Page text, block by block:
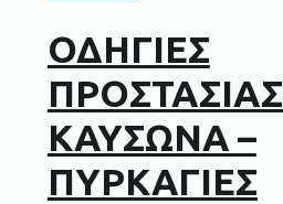
ΟΔΗΓΙΕΣ
ΚΑΥΣΩΝΑ –
ΠΥΡΚΑΓΙΕΣ